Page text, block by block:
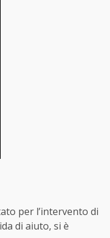
per l’intervento di
di aiuto, si è